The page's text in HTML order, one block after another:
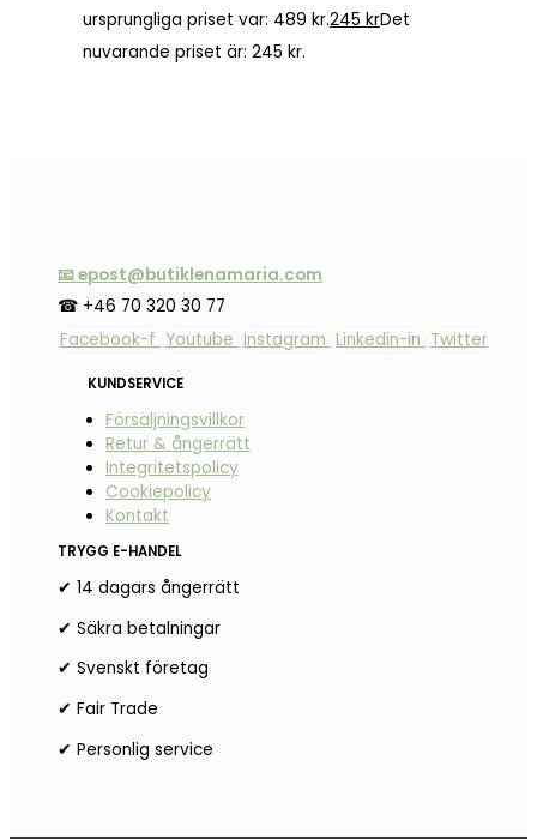
ursprungliga priset var: 489 kr.245krDet
nuvarande priset är: 245 kr.
📧 epost@butiklenamaria.com
☎ +46 70 320 30 77
Facebook-f Youtube Instagram Linkedin-in Twitter
KUNDSERVICE
Försäljningsvillkor
Retur & ångerrätt
Integritetspolicy
Cookiepolicy
Kontakt
TRYGG E-HANDEL
✔ 14 dagars ångerrätt
✔ Säkra betalningar
✔ Svenskt företag
✔ Fair Trade
✔ Personlig service